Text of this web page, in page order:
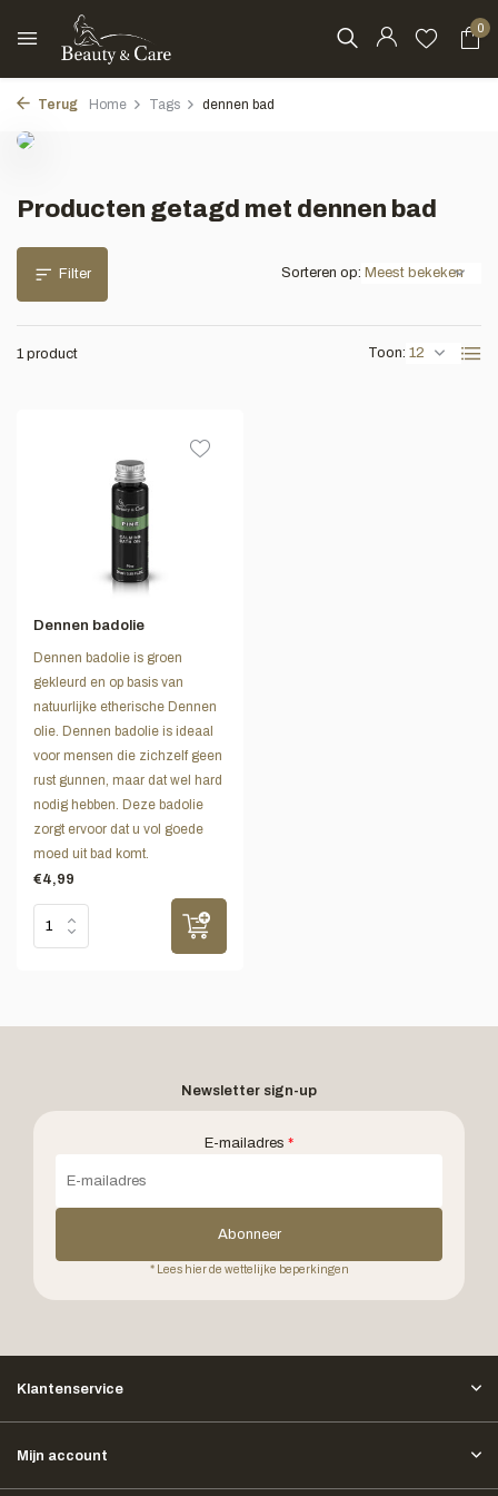
0
Terug Home Tags dennen bad
Producten getagd met dennen bad
Filter
1 product Toon:
Sorteren op:
Dennen badolie
Dennen badolie is groen
gekleurd en op basis van
natuurlijke etherische Dennen
olie. Dennen badolie is ideaal
voor mensen die zichzelf geen
rust gunnen, maar dat wel hard
nodig hebben. Deze badolie
zorgt ervoor dat u vol goede
moed uit bad komt.
€4,99
Newsletter sign-up
E-mailadres *
Abonneer
* Lees hier de wettelijke beperkingen
Klantenservice
Mijn account